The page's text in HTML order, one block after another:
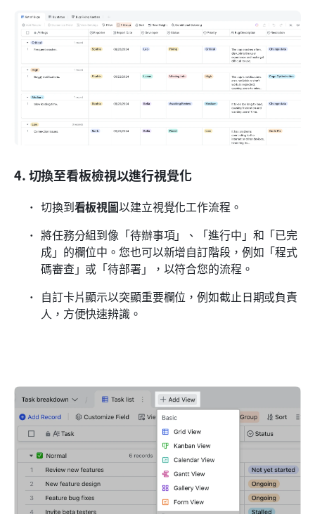
4. 切換至看板檢視以進行視覺化
切換到看板視圖以建立視覺化工作流程。
將任務分組到像「待辦事項」、「進行中」和「已完
成」的欄位中。您也可以新增自訂階段，例如「程式
碼審查」或「待部署」，以符合您的流程。
自訂卡片顯示以突顯重要欄位，例如截止日期或負責
人，方便快速辨識。